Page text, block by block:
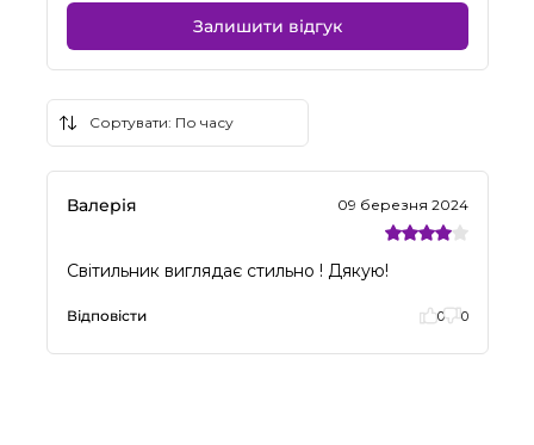
Залишити відгук
Валерія 09 березня 2024
Світильник виглядає стильно ! Дякую!
Відповісти 0 0